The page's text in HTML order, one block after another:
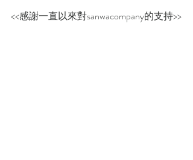
<<感謝一直以來對sanwacompany的支持>>